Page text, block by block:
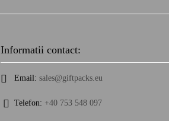
Informatii contact:
Email: sales@giftpacks.eu
Telefon: +40 753 548 097